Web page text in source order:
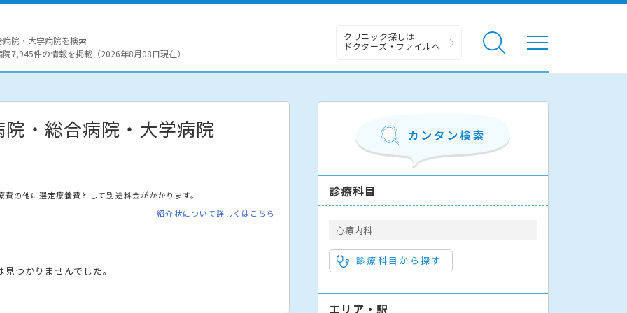
院・大学病院を検索
7,945件の情報を掲載（2026年8月08日現在）
クリニック探しは
ドクターズ・ファイルへ
院・総合病院・大学病院
の他に選定療養費として別途料金がかかります。
紹介状について詳しくはこちら
つかりませんでした。
診療科目
心療内科
診療科目から探す
エリア・駅